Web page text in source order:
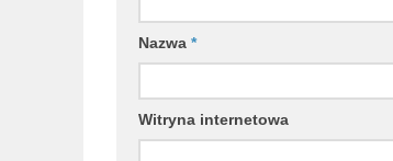
Nazwa *
Witryna internetowa